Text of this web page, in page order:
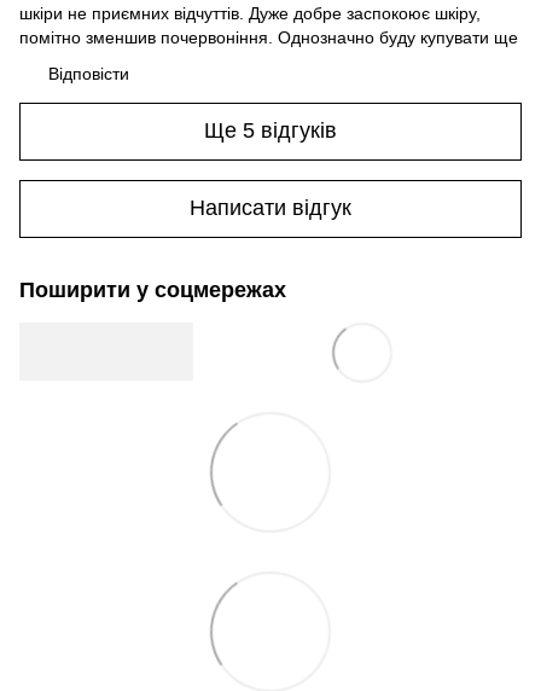
шкіри не приємних відчуттів. Дуже добре заспокоює шкіру,
помітно зменшив почервоніння. Однозначно буду купувати ще
Відповісти
Ще 5 відгуків
Написати відгук
Поширити у соцмережах